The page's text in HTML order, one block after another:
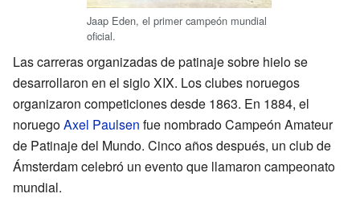
Jaap Eden, el primer campeón mundial
oficial.
Las carreras organizadas de patinaje sobre hielo se
desarrollaron en el siglo XIX. Los clubes noruegos
organizaron competiciones desde 1863. En 1884, el
noruegoAxel Paulsen fue nombrado Campeón Amateur
de Patinaje del Mundo. Cinco años después, un club de
Ámsterdam celebró un evento que llamaron campeonato
mundial.